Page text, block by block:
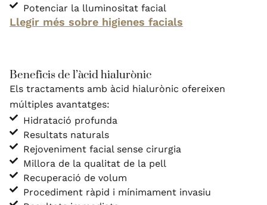
Potenciar la lluminositat facial
Llegir més sobre higienes facials
Beneficis de l’àcid hialurònic
Els tractaments amb àcid hialurònic ofereixen
múltiples avantatges:
Hidratació profunda
Resultats naturals
Rejoveniment facial sense cirurgia
Millora de la qualitat de la pell
Recuperació de volum
Procediment ràpid i mínimament invasiu